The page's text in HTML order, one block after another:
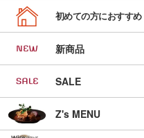
初めての方におすす
新商品
SALE
Z's MENU